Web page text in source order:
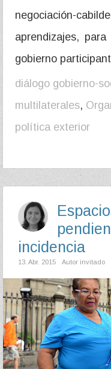
negociación-
aprendizajes,
gobierno
diálogo gobierno-
multilaterales,
política exterior
incidencia
13. Abr. 2015 Autor invitado